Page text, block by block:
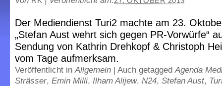
Der Mediendienst Turi2 machte am 23.
„Stefan Aust wehrt sich gegen PR-Vorwürfe“
Sendung von Kathrin Drehkopf & Christoph
vom Tage aufmerksam.
Veröffentlicht inAllgemein | Auch getaggedAgenda
Strässer, Emin Milli, Ilham Alijew, N24, Stefan Aust,